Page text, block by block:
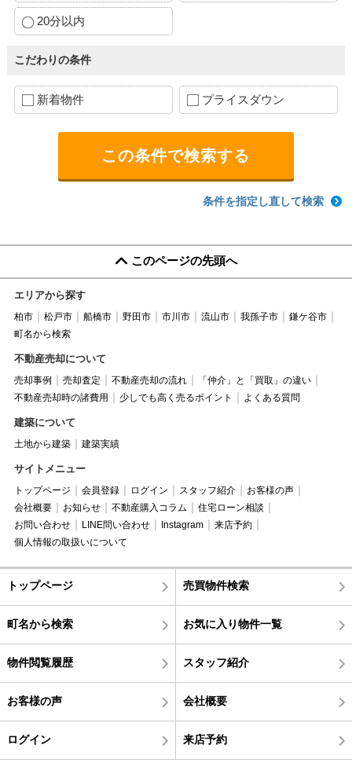
20分以内
こだわりの条件
新着物件 プライスダウン
条件を指定し直して検索
このページの先頭へ
エリアから探す
柏市 松戸市 船橋市 野田市 市川市 流山市 我孫子市
鎌ケ谷市
町名から検索
不動産売却について
売却事例 売却査定 不動産売却の流れ
「仲介」と「買取」の違い
不動産売却時の諸費用
少しでも高く売るポイント よくある質問
建築について
土地から建築 建築実績
サイトメニュー
トップページ 会員登録 ログイン スタッフ紹介
お客様の声
会社概要
お知らせ 不動産購入コラム
住宅ローン相談
お問い合わせ
LINE問い合わせ Instagram
来店予約
個人情報の取扱いについて
トップページ 売買物件検索
町名から検索 お気に入り物件一覧
物件閲覧履歴 スタッフ紹介
お客様の声 会社概要
ログイン 来店予約